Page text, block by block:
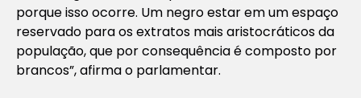
porque isso ocorre. Um negro estar em um espaço
reservado para os extratos mais aristocráticos da
população, que por consequência é composto por
brancos”, afirma o parlamentar.